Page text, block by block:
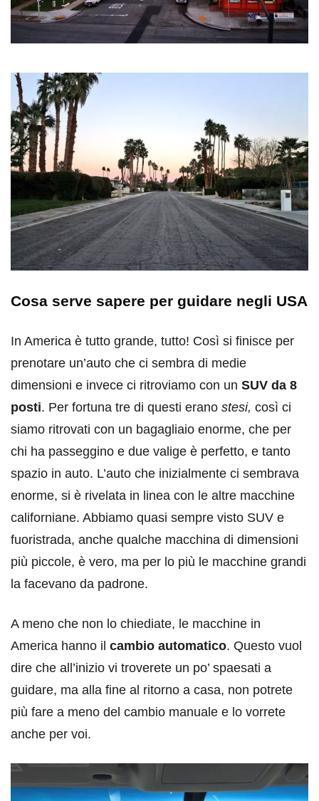
Cosa serve sapere per guidare negli USA
In America è tutto grande, tutto! Così si finisce per
prenotare un’auto che ci sembra di medie
dimensioni e invece ci ritroviamo con un SUV da 8
posti. Per fortuna tre di questi erano stesi, così ci
siamo ritrovati con un bagagliaio enorme, che per
chi ha passeggino e due valige è perfetto, e tanto
spazio in auto. L’auto che inizialmente ci sembrava
enorme, si è rivelata in linea con le altre macchine
californiane. Abbiamo quasi sempre visto SUV e
fuoristrada, anche qualche macchina di dimensioni
più piccole, è vero, ma per lo più le macchine grandi
la facevano da padrone.
A meno che non lo chiediate, le macchine in
America hanno il cambio automatico. Questo vuol
dire che all’inizio vi troverete un po’ spaesati a
guidare, ma alla fine al ritorno a casa, non potrete
più fare a meno del cambio manuale e lo vorrete
anche per voi.